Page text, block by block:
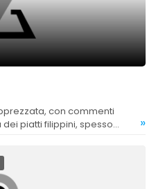
piatti filippini, spesso
»